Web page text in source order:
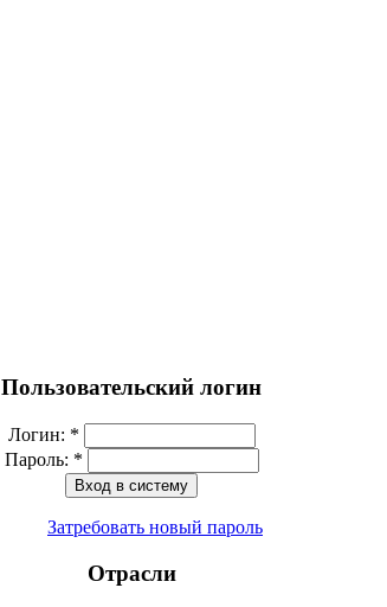
Пользовательский логин
Логин: *
Пароль: *
Затребовать новый пароль
Отрасли